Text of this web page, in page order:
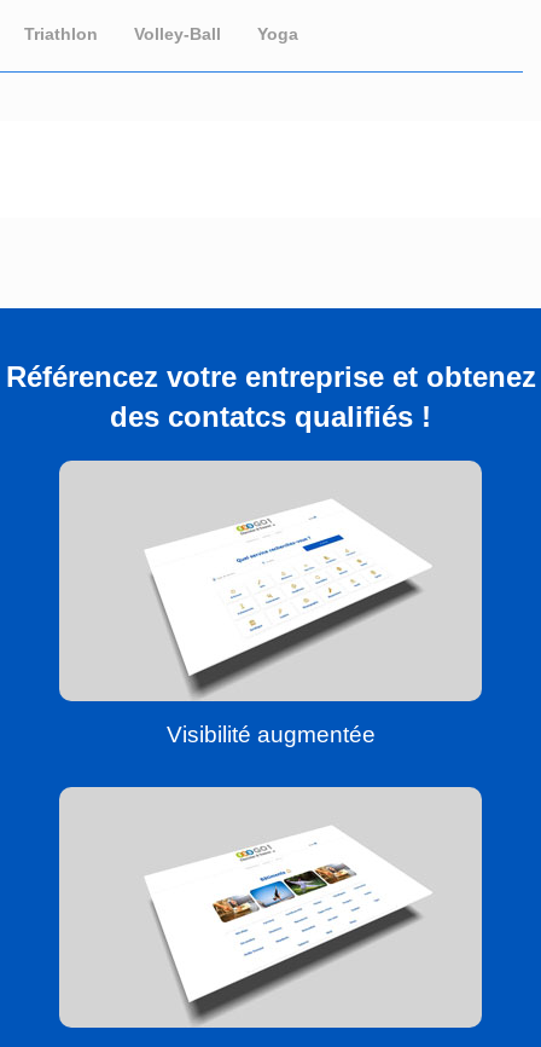
Triathlon Volley-Ball Yoga
Référencez votre entreprise et obtenez
des contatcs qualifiés !
Visibilité augmentée